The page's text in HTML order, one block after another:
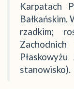
Karpatach
rzadkim;
stanowisko).